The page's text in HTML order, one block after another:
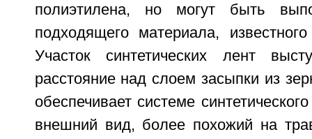
полиэтилена, но могут быть
подходящего материала,
Участок синтетических лент
расстояние над слоем засыпки из
обеспечивает системе
внешний вид, более похожий на